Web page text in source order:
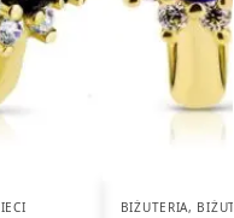
BIŻUTERIA,